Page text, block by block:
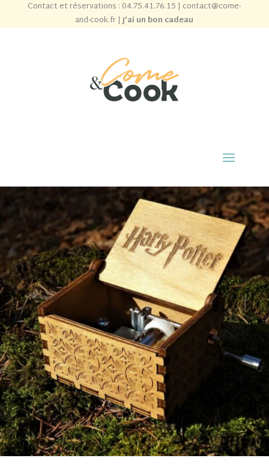
Contact et réservations : 04.75.41.76.15 | contact@come-
and-cook.fr|J’ai un bon cadeau